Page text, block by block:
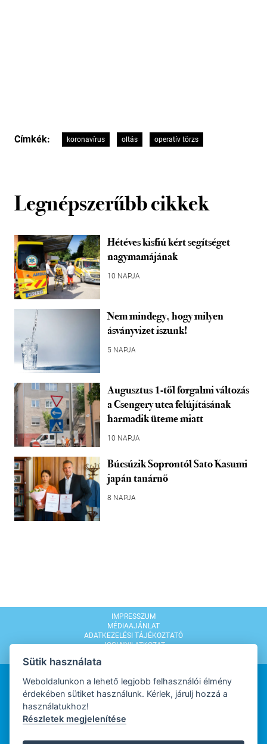
Címkék: koronavírus oltás operatív törzs
Legnépszerűbb cikkek
Hétéves kisfiú kért segítséget
nagymamájának
10 NAPJA
Nem mindegy, hogy milyen
ásványvizet iszunk!
5 NAPJA
Augusztus 1-től forgalmi változás
a Csengery utca felújításának
harmadik üteme miatt
10 NAPJA
Búcsúzik Soprontól Sato Kasumi
japán tanárnő
8 NAPJA
IMPRESSZUM
MÉDIAAJÁNLAT
ADATKEZELÉSI TÁJÉKOZTATÓ
JOGI NYILATKOZAT
WEBDESIGN
Sütik használata
Weboldalunkon a lehető legjobb felhasználói élmény
érdekében sütiket használunk. Kérlek, járulj hozzá a
használatukhoz!
Részletek megjelenítése